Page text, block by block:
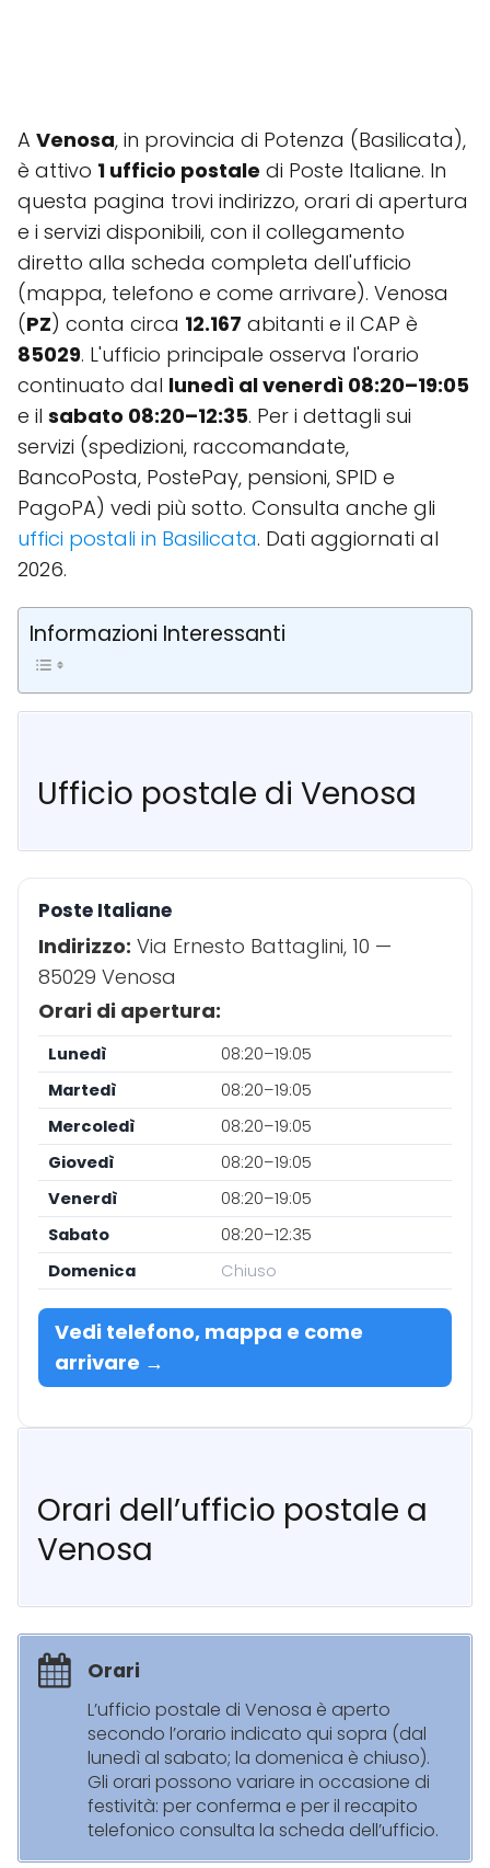
A Venosa, in provincia di Potenza (Basilicata),
è attivo 1 ufficio postale di Poste Italiane. In
questa pagina trovi indirizzo, orari di apertura
e i servizi disponibili, con il collegamento
diretto alla scheda completa dell'ufficio
(mappa, telefono e come arrivare). Venosa
(PZ) conta circa 12.167 abitanti e il CAP è
85029. L'ufficio principale osserva l'orario
continuato dal lunedì al venerdì 08:20–19:05
e il sabato 08:20–12:35. Per i dettagli sui
servizi (spedizioni, raccomandate,
BancoPosta, PostePay, pensioni, SPID e
PagoPA) vedi più sotto. Consulta anche gli
uffici postali in Basilicata. Dati aggiornati al
2026.
Informazioni Interessanti
Ufficio postale di Venosa
Poste Italiane
Indirizzo: Via Ernesto Battaglini, 10 —
85029 Venosa
Orari di apertura:
Lunedì
08:20–19:05
Martedì
08:20–19:05
Mercoledì
08:20–19:05
Giovedì
08:20–19:05
Venerdì
08:20–19:05
Sabato
08:20–12:35
Domenica
Chiuso
Vedi telefono, mappa e come
arrivare →
Orari dell’ufficio postale a
Venosa
Orari
L’ufficio postale di Venosa è aperto
secondo l’orario indicato qui sopra (dal
lunedì al sabato; la domenica è chiuso).
Gli orari possono variare in occasione di
festività: per conferma e per il recapito
telefonico consulta la scheda dell’ufficio.